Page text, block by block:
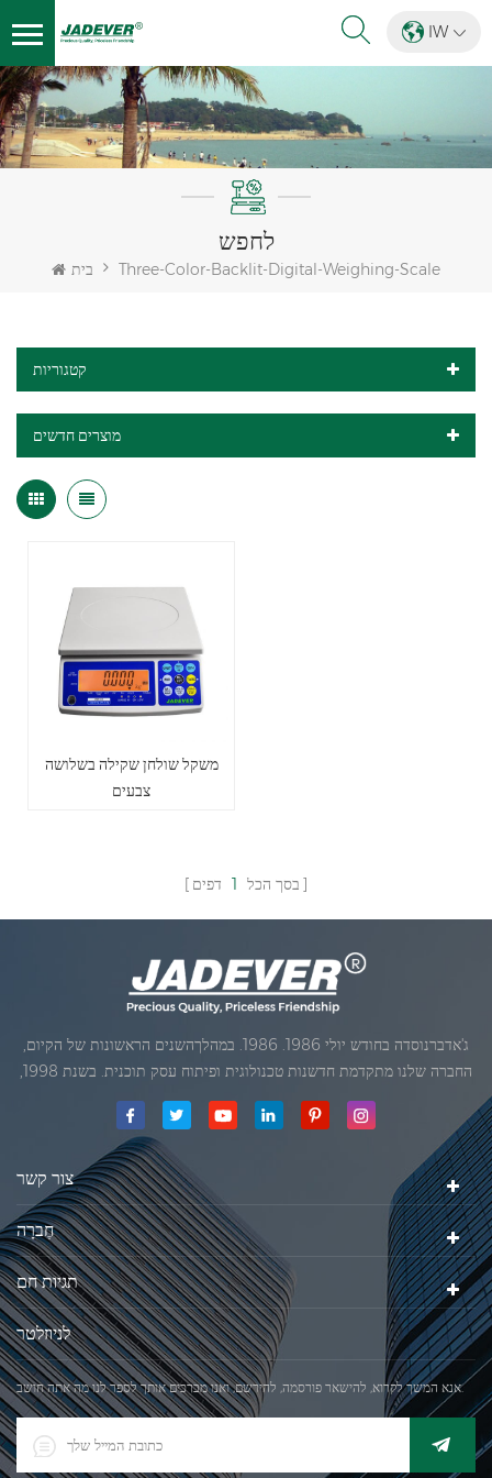
IW
לחפש
בית Three-Color-Backlit-Digital-Weighing-Scale
קטגוריות
מוצרים חדשים
משקל שולחן שקילה בשלושה
צבעים
בסך הכל 1 דפים
ג'אדברנוסדה בחודש יולי 1986. 1986. במהלךהשנים הראשונות של הקיום,
החברה שלנו מתקדמת חדשנות טכנולוגית ופיתוח עסק תוכנית. בשנת 1998,
החברה שלנו השיגה את המטרה האיכותי, כאשר הראשון של המוצרים שלנו
ג'אדברסולם ושות 'בע"מהיה
צור קשר
חֶברָה
תגיות חם
לניוזלטר
אנא המשך לקרוא, להישאר פורסמה, להירשם, ואנו מברכים אותך לספר לנו מה אתה חושב.